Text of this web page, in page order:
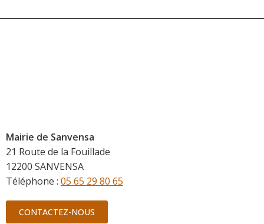
Mairie de Sanvensa
21 Route de la Fouillade
12200 SANVENSA
Téléphone : 05 65 29 80 65
CONTACTEZ-NOUS